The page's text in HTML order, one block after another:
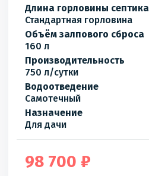
Длина горловины септика
Стандартная горловина
Объём залпового сброса
160 л
Производительность
750 л/сутки
Водоотведение
Самотечный
Назначение
Для дачи
98 700 ₽